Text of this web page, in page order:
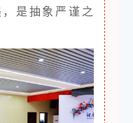
是抽象严谨之